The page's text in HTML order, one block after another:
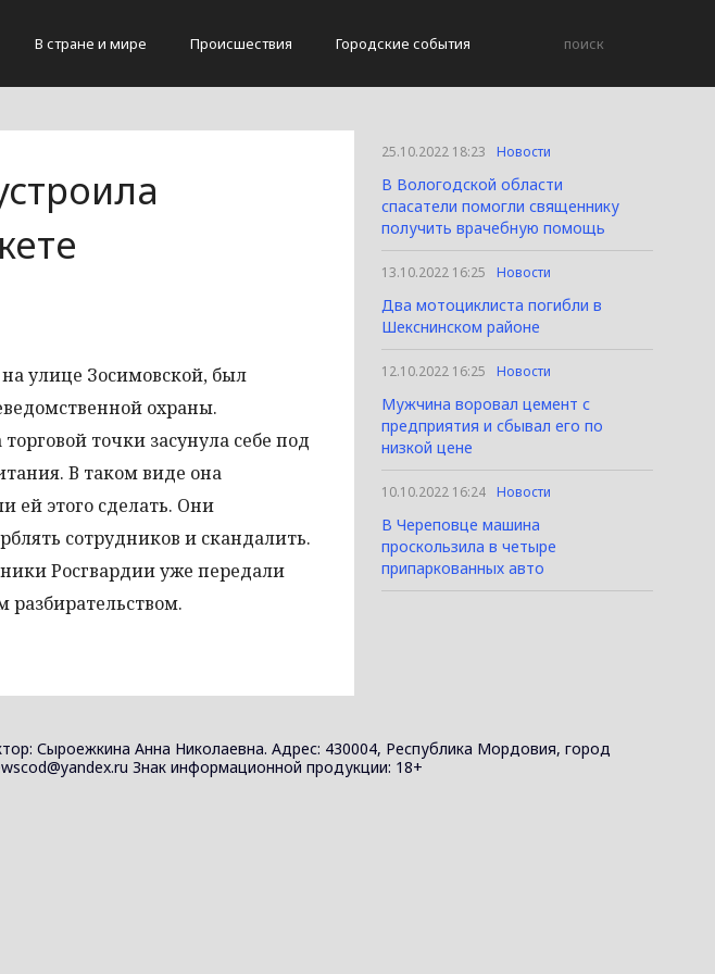
В стране и мире Происшествия Городские события
улице Зосимовской, был
охраны.
точки засунула себе под
В таком виде она
ей этого сделать. Они
сотрудников и скандалить.
Росгвардии уже передали
25.10.2022 18:23 Новости
В Вологодской области
спасатели помогли священнику
получить врачебную помощь
13.10.2022 16:25 Новости
Два мотоциклиста погибли в
Шекснинском районе
12.10.2022 16:25 Новости
Мужчина воровал цемент с
предприятия и сбывал его по
низкой цене
10.10.2022 16:24 Новости
В Череповце машина
проскользила в четыре
припаркованных авто
Сыроежкина Анна Николаевна. Адрес: 430004, Республика Мордовия, город
Знак информационной продукции: 18+